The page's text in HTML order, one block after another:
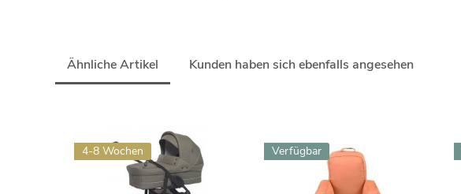
Ähnliche Artikel Kunden haben sich ebenfalls angesehen
4-8 Wochen Verfügbar